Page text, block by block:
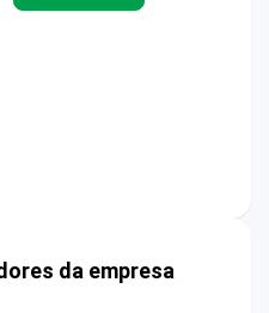
da empresa